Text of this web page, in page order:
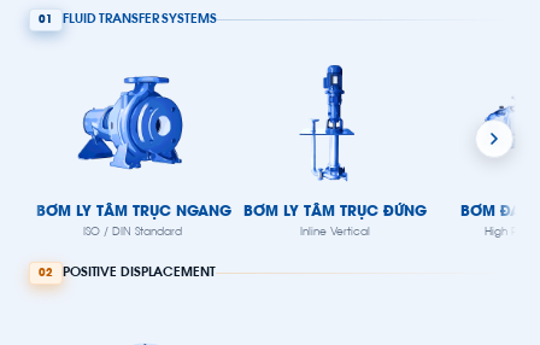
01 FLUID TRANSFER SYSTEMS
BƠM LY TÂM TRỤC NGANG
ISO / DIN Standard
BƠM LY TÂM TRỤC ĐỨNG
Inline Vertical
BƠM ĐA
High
02 POSITIVE DISPLACEMENT